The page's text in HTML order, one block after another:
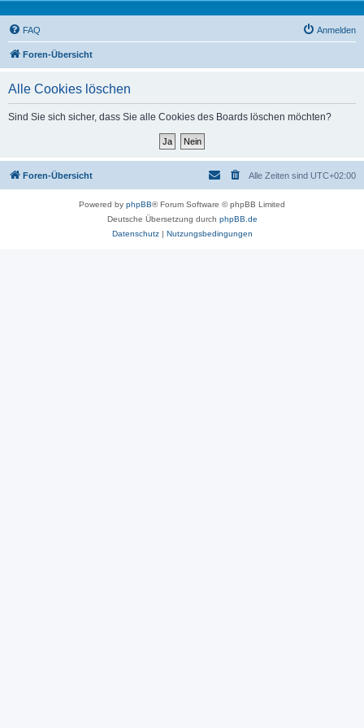
FAQ Anmelden
Foren-Übersicht
Alle Cookies löschen
Sind Sie sich sicher, dass Sie alle Cookies des Boards löschen möchten?
Foren-Übersicht Alle Zeiten sind UTC+02:00
Powered by phpBB® Forum Software © phpBB Limited
Deutsche Übersetzung durch phpBB.de
Datenschutz| Nutzungsbedingungen